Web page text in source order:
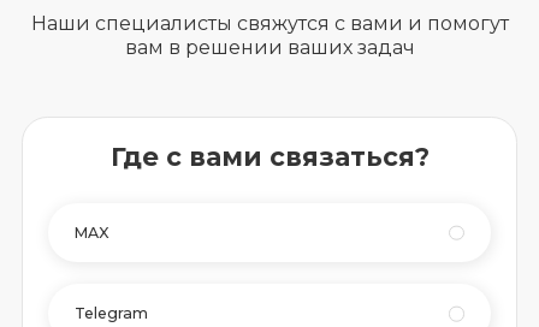
Наши специалисты свяжутся с вами и помогут
вам в решении ваших задач
Где с вами связаться?
MAX
Telegram